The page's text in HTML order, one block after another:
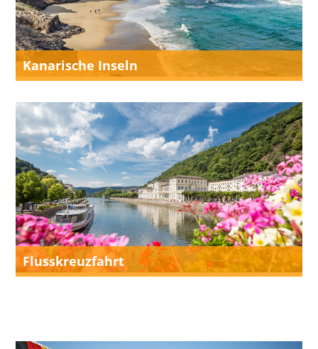
Kanarische Inseln
Flusskreuzfahrt